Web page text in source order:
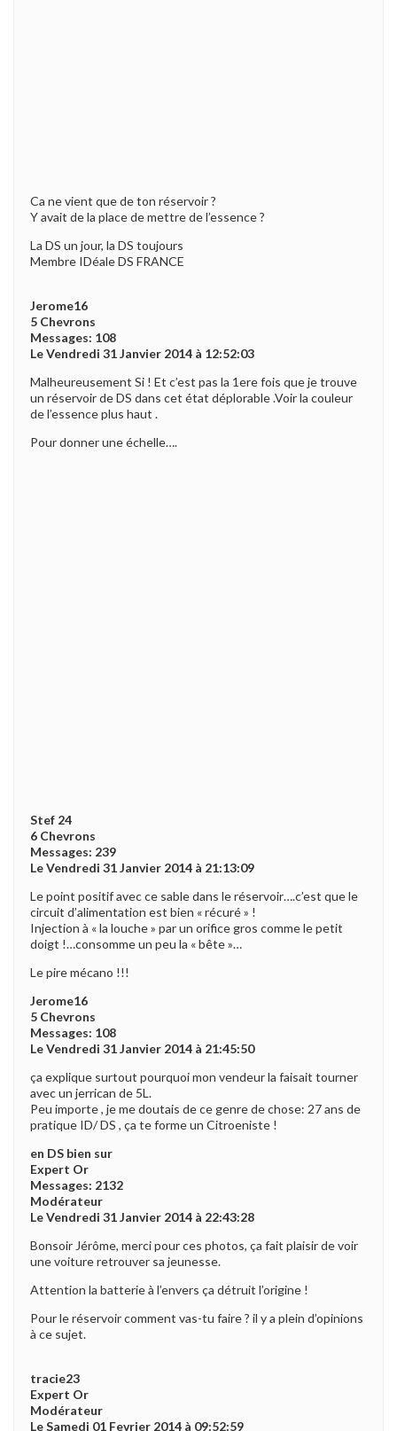
Ca ne vient que de ton réservoir ?
Y avait de la place de mettre de l’essence ?
La DS un jour, la DS toujours
Membre IDéale DS FRANCE
Jerome16
5 Chevrons
Messages: 108
Le Vendredi 31 Janvier 2014 à 12:52:03
Malheureusement Si ! Et c’est pas la 1ere fois que je trouve
un réservoir de DS dans cet état déplorable .Voir la couleur
de l’essence plus haut .
Pour donner une échelle….
Stef 24
6 Chevrons
Messages: 239
Le Vendredi 31 Janvier 2014 à 21:13:09
Le point positif avec ce sable dans le réservoir….c’est que le
circuit d’alimentation est bien « récuré » !
Injection à « la louche » par un orifice gros comme le petit
doigt !…consomme un peu la « bête »…
Le pire mécano !!!
Jerome16
5 Chevrons
Messages: 108
Le Vendredi 31 Janvier 2014 à 21:45:50
ça explique surtout pourquoi mon vendeur la faisait tourner
avec un jerrican de 5L.
Peu importe , je me doutais de ce genre de chose: 27 ans de
pratique ID/ DS , ça te forme un Citroeniste !
en DS bien sur
Expert Or
Messages: 2132
Modérateur
Le Vendredi 31 Janvier 2014 à 22:43:28
Bonsoir Jérôme, merci pour ces photos, ça fait plaisir de voir
une voiture retrouver sa jeunesse.
Attention la batterie à l’envers ça détruit l’origine !
Pour le réservoir comment vas-tu faire ? il y a plein d’opinions
à ce sujet.
tracie23
Expert Or
Modérateur
Le Samedi 01 Fevrier 2014 à 09:52:59